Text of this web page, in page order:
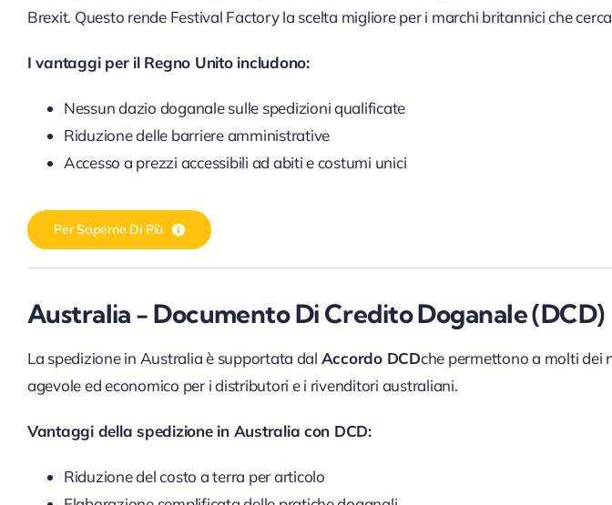
Brexit. Questo rende Festival Factory la scelta migliore per i marchi britannici che
I vantaggi per il Regno Unito includono:
Nessun dazio doganale sulle spedizioni qualificate
Riduzione delle barriere amministrative
Accesso a prezzi accessibili ad abiti e costumi unici
Per Saperne Di Più
Australia - Documento Di Credito Doganale (DCD)
La spedizione in Australia è supportata dal Accordo DCDche permettono a molti dei
agevole ed economico per i distributori e i rivenditori australiani.
Vantaggi della spedizione in Australia con DCD:
Riduzione del costo a terra per articolo